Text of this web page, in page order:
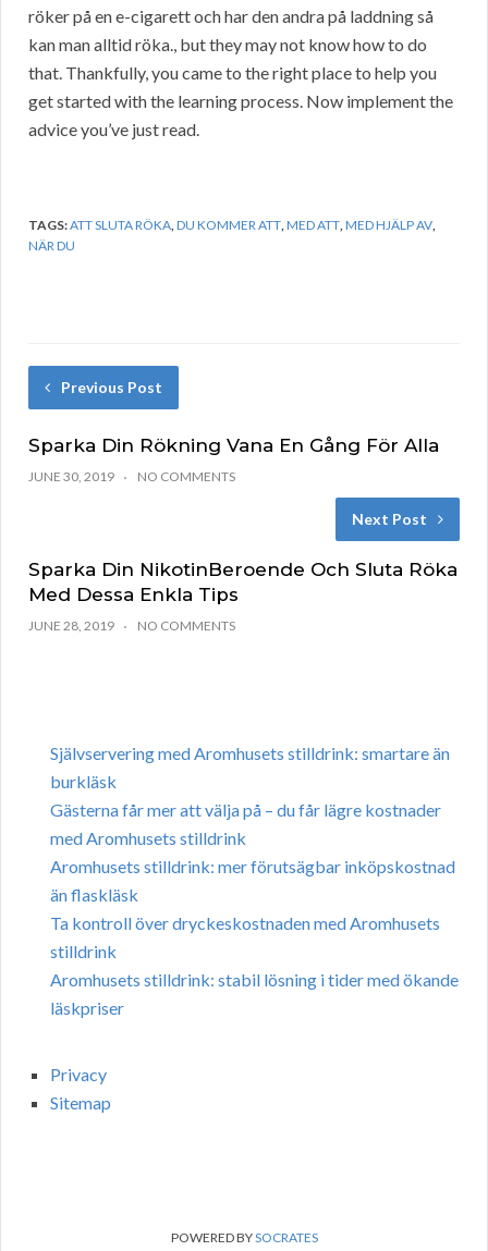
röker på en e-cigarett och har den andra på laddning så
kan man alltid röka., but they may not know how to do
that. Thankfully, you came to the right place to help you
get started with the learning process. Now implement the
advice you’ve just read.
TAGS:ATT SLUTA RÖKA,DU KOMMER ATT,MED ATT,MED HJÄLP AV,
NÄR DU
Previous Post
Sparka Din Rökning Vana En Gång För Alla
JUNE 30, 2019 NO COMMENTS
Next Post
Sparka Din NikotinBeroende Och Sluta Röka
Med Dessa Enkla Tips
JUNE 28, 2019 NO COMMENTS
Självservering med Aromhusets stilldrink: smartare än
burkläsk
Gästerna får mer att välja på – du får lägre kostnader
med Aromhusets stilldrink
Aromhusets stilldrink: mer förutsägbar inköpskostnad
än flaskläsk
Ta kontroll över dryckeskostnaden med Aromhusets
stilldrink
Aromhusets stilldrink: stabil lösning i tider med ökande
läskpriser
Privacy
Sitemap
POWERED BYSOCRATES